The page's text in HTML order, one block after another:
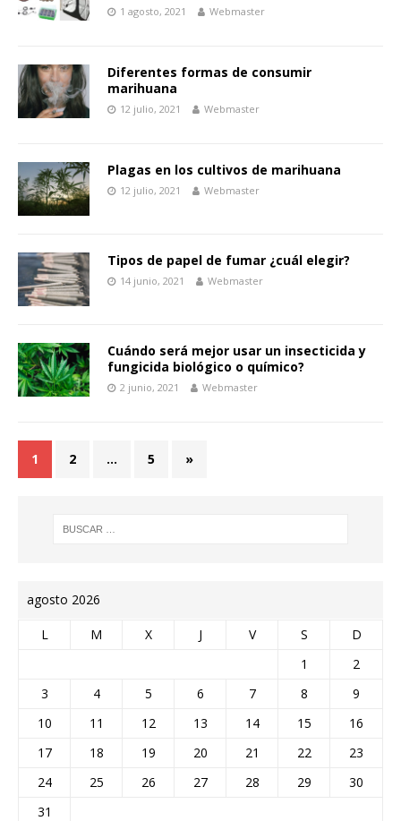
1 agosto, 2021 Webmaster
Diferentes formas de consumir
marihuana
12 julio, 2021 Webmaster
Plagas en los cultivos de marihuana
12 julio, 2021 Webmaster
Tipos de papel de fumar ¿cuál elegir?
14 junio, 2021 Webmaster
Cuándo será mejor usar un insecticida y
fungicida biológico o químico?
2 junio, 2021 Webmaster
1 2 … 5 »
agosto 2026
L M X J V S
D
1
2
3
4 5 6 7 8
9
10
11 12 13 14 15
16
17
18 19 20 21 22
23
24
25 26 27 28 29
30
31